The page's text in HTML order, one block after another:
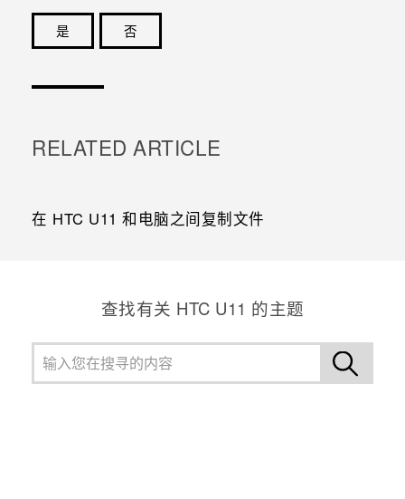
是
否
RELATED ARTICLE
在 HTC U11 和电脑之间复制文件
查找有关 HTC U11 的主题